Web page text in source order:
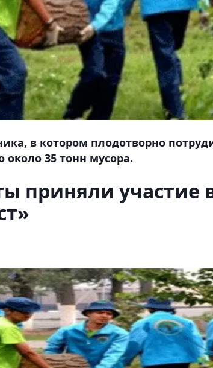
в котором плодотворно
около 35 тонн мусора.
приняли участие